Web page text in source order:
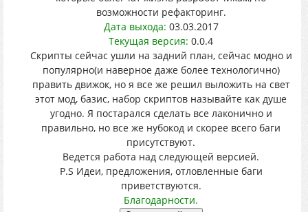
возможности рефакторинг.
Дата выхода: 03.03.2017
Текущая версия: 0.0.4
Скрипты сейчас ушли на задний план, сейчас модно и
популярно(и наверное даже более технологично)
править движок, но я все же решил выложить на свет
этот мод, базис, набор скриптов называйте как душе
угодно. Я постарался сделать все лаконично и
правильно, но все же нубокод и скорее всего баги
присутствуют.
Ведется работа над следующей версией.
P.S Идеи, предложения, отловленные баги
приветствуются.
Благодарности.